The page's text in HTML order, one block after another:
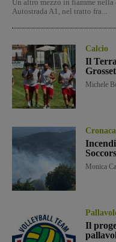
Un altro mezzo in fiamme nella
Autostrada A1, nel tratto fra...
Calcio
Il
Michele
Cronaca
Monica
Il